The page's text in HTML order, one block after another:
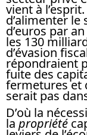
vient à
d’alimenter
d’euros par
les 130
d’évasion
répondraient
fuite des
fermetures et
serait pas
D’où la
la propriété